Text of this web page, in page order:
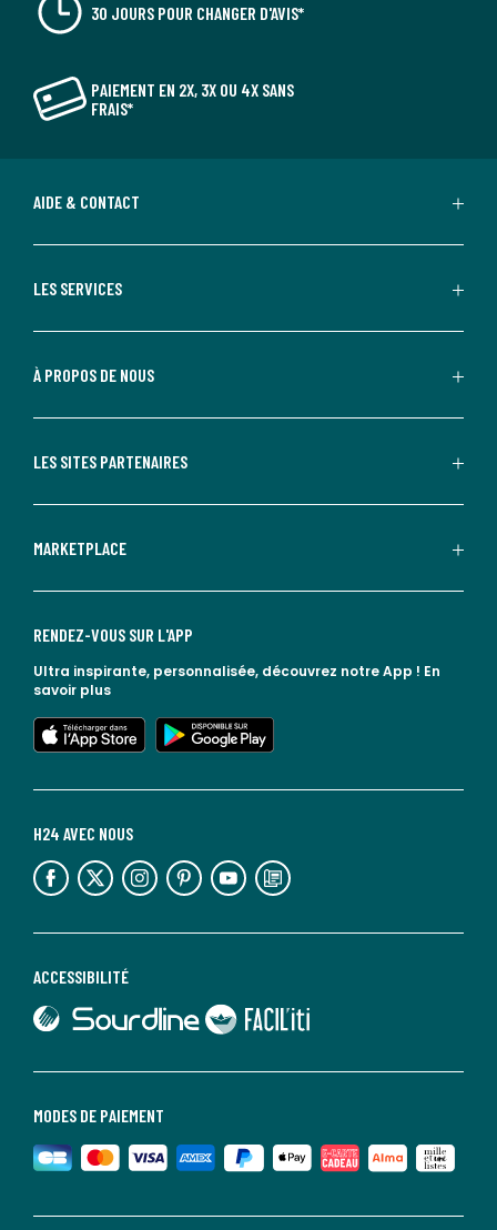
30 JOURS POUR CHANGER D'AVIS*
PAIEMENT EN 2X, 3X OU 4X SANS
FRAIS*
AIDE & CONTACT
LES SERVICES
À PROPOS DE NOUS
LES SITES PARTENAIRES
MARKETPLACE
MODES DE PAIEMENT
ACCESSIBILITÉ
lien vers Sourdline
lien vers Faciliti
H24 AVEC NOUS
lien vers l'espace réseaux sociaux lien vers l'espace réseaux sociaux lien vers l'espace réseaux sociaux lien vers l'espace réseaux sociaux lien vers l'espace réseaux sociaux lien vers le blog la redoute
RENDEZ-VOUS SUR L'APP
Ultra inspirante, personnalisée, découvrez notre App ! En
savoir plus
lien vers l'app store
lien vers google play